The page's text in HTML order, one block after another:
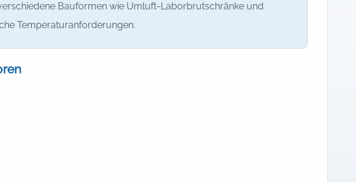
Bauformen wie Umluft-Laborbrutschränke und
Temperaturanforderungen.